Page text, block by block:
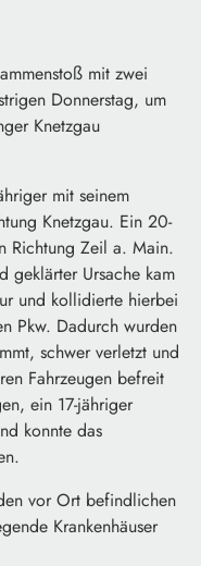
mit zwei
Donnerstag, um
Knetzgau
mit seinem
Knetzgau. Ein 20-
Richtung Zeil a. Main.
geklärter Ursache kam
und kollidierte hierbei
Pkw. Dadurch wurden
schwer verletzt und
Fahrzeugen befreit
ein 17-jähriger
konnte das
vor Ort befindlichen
Krankenhäuser